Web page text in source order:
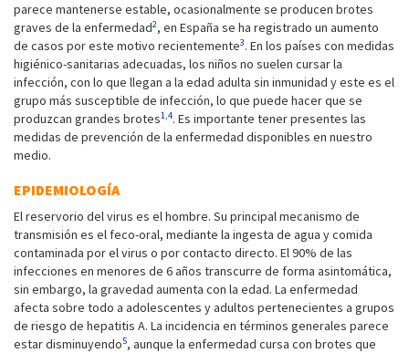
parece mantenerse estable, ocasionalmente se producen brotes
graves de la enfermedad2, en España se ha registrado un aumento
de casos por este motivo recientemente3. En los países con medidas
higiénico-sanitarias adecuadas, los niños no suelen cursar la
infección, con lo que llegan a la edad adulta sin inmunidad y este es el
grupo más susceptible de infección, lo que puede hacer que se
produzcan grandes brotes1,4. Es importante tener presentes las
medidas de prevención de la enfermedad disponibles en nuestro
medio.
EPIDEMIOLOGÍA
El reservorio del virus es el hombre. Su principal mecanismo de
transmisión es el feco-oral, mediante la ingesta de agua y comida
contaminada por el virus o por contacto directo. El 90% de las
infecciones en menores de 6 años transcurre de forma asintomática,
sin embargo, la gravedad aumenta con la edad. La enfermedad
afecta sobre todo a adolescentes y adultos pertenecientes a grupos
de riesgo de hepatitis A. La incidencia en términos generales parece
estar disminuyendo5, aunque la enfermedad cursa con brotes que